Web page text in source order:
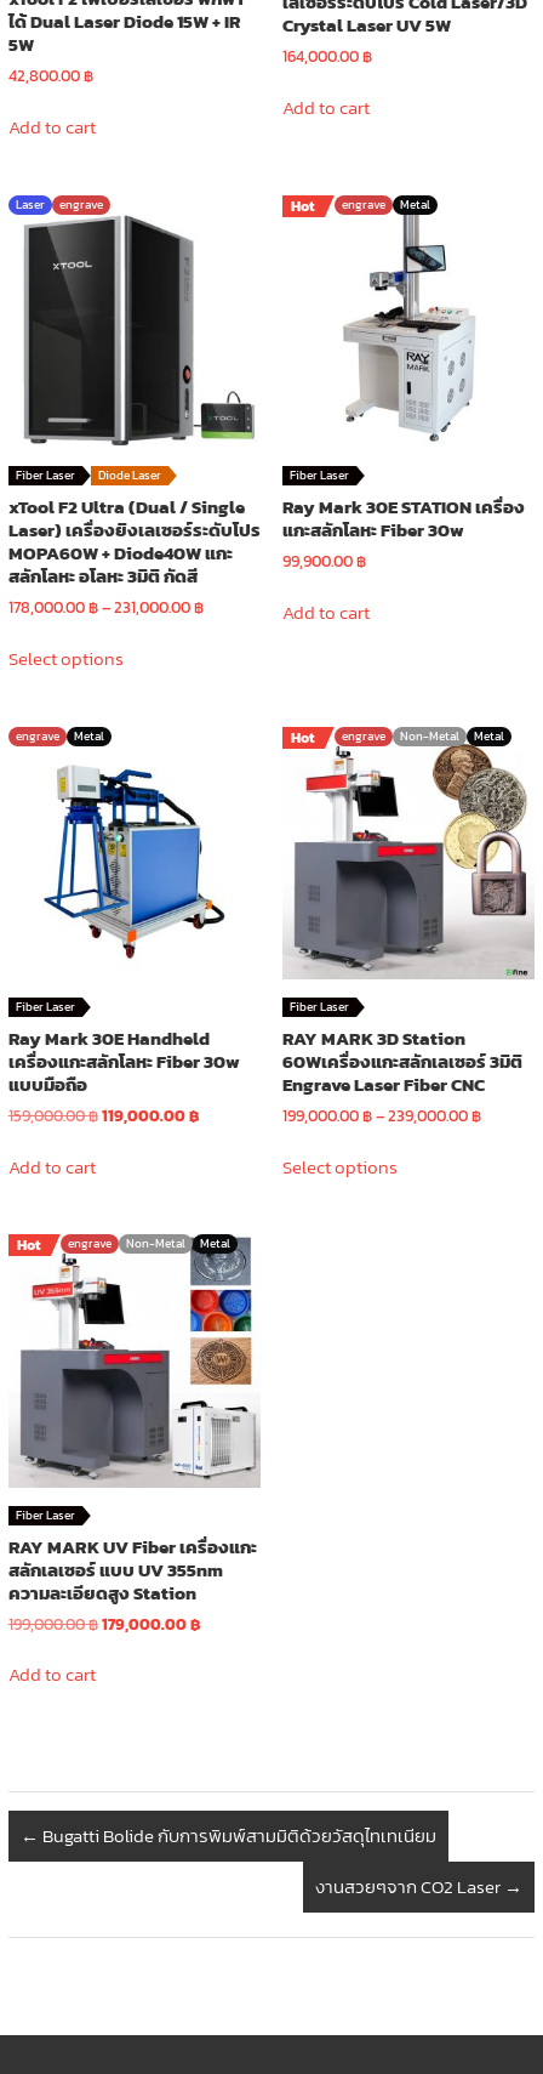
ได้ Dual Laser Diode 15W + IR
5W
42,800.00฿
Add to cart
Crystal Laser UV 5W
164,000.00฿
Add to cart
Laser engrave
Fiber Laser Diode Laser
xTool F2 Ultra (Dual / Single
Laser) เครื่องยิงเลเซอร์ระดับโปร
MOPA60W + Diode40W แกะ
สลักโลหะ อโลหะ 3มิติ กัดสี
178,000.00฿–231,000.00฿Price
Select optionsproduct
The
options
may
be
on
the
product
Hot engrave Metal
Fiber Laser
Ray Mark 30E STATION เครื่อง
แกะสลักโลหะ Fiber 30w
99,900.00฿
Add to cart
engrave Metal
Fiber Laser
Ray Mark 30E Handheld
เครื่องแกะสลักโลหะ Fiber 30w
แบบมือถือ
159,000.00฿Original
119,000.00฿Current
Add to cart
Hot engrave Non-Metal Metal
Fiber Laser
RAY MARK 3D Station
60Wเครื่องแกะสลักเลเซอร์ 3มิติ
Engrave Laser Fiber CNC
199,000.00฿–239,000.00฿Price
Select optionsproduct
Hot engrave Non-Metal Metal
Fiber Laser
RAY MARK UV Fiber เครื่องแกะ
สลักเลเซอร์ แบบ UV 355nm
ความละเอียดสูง Station
199,000.00฿Original
179,000.00฿Current
Add to cart
← Bugatti Bolide กับการพิมพ์สามมิติด้วยวัสดุไทเทเนียม
งานสวยๆจาก CO2 Laser →